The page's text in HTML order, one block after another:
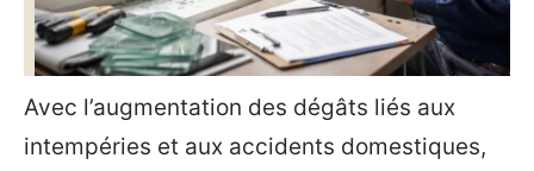
Avec l’augmentation des dégâts liés aux
intempéries et aux accidents domestiques,